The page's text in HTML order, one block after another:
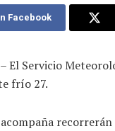
Facebook
El Servicio
frío 27.